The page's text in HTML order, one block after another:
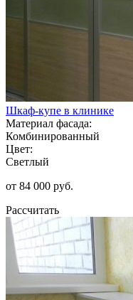
Шкаф-купе в клинике
Материал фасада:
Комбинированный
Цвет:
Светлый
от 84 000 руб.
Рассчитать